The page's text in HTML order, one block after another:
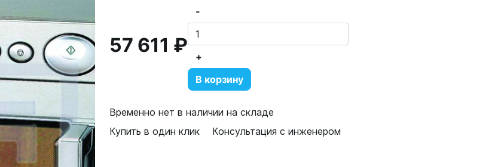
57 611 ₽
-
+
В корзину
Временно нет в наличии на складе
Купить в один клик
Консультация с инженером